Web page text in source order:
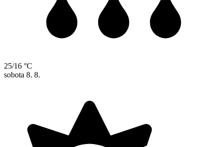
25/16 °C
sobota 8. 8.